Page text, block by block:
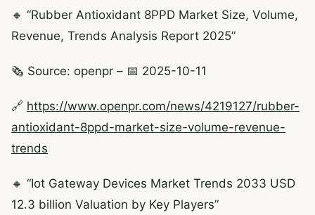
🔸 “Rubber Antioxidant 8PPD Market Size, Volume,
Revenue, Trends Analysis Report 2025”
🗞️ Source: openpr – 📅 2025-10-11
🔗 https://www.openpr.com/news/4219127/rubber-
antioxidant-8ppd-market-size-volume-revenue-
trends
🔸 “Iot Gateway Devices Market Trends 2033 USD
12.3 billion Valuation by Key Players”